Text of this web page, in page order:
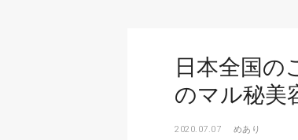
日本全国の
のマル秘美
2020.07.07 めあり